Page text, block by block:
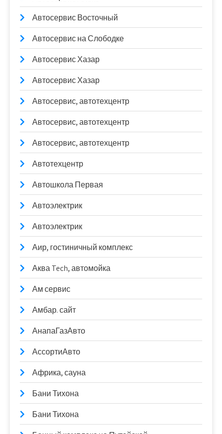
Автосервис Восточный
Автосервис на Слободке
Автосервис Хазар
Автосервис Хазар
Автосервис, автотехцентр
Автосервис, автотехцентр
Автосервис, автотехцентр
Автотехцентр
Автошкола Первая
Автоэлектрик
Автоэлектрик
Аир, гостиничный комплекс
Аква Tech, автомойка
Ам сервис
Амбар. сайт
АнапаГазАвто
АссортиАвто
Африка, сауна
Бани Тихона
Бани Тихона